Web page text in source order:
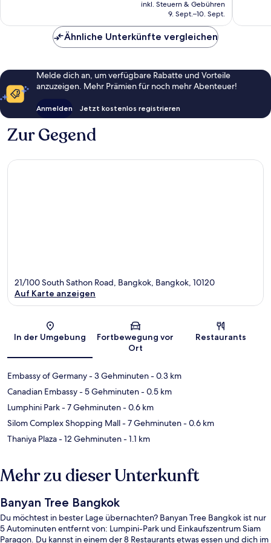
beträgt
inkl. Steuern & Gebühren
9. Sept.–10. Sept.
Ähnliche Unterkünfte vergleichen
Melde dich an, um verfügbare Rabatte und Vorteile
anzuzeigen. Mehr Prämien für noch mehr Abenteuer!
Anmelden Jetzt kostenlos registrieren
Zur Gegend
Karte
21/100 South Sathon Road, Bangkok, Bangkok, 10120
Auf Karte anzeigen
In der Umgebung
Fortbewegung vor
Ort
Restaurants
Embassy of Germany- 3 Gehminuten- 0.3 km
Canadian Embassy- 5 Gehminuten- 0.5 km
Lumphini Park- 7 Gehminuten- 0.6 km
Silom Complex Shopping Mall- 7 Gehminuten- 0.6 km
Thaniya Plaza- 12 Gehminuten- 1.1 km
Mehr zu dieser Unterkunft
Banyan Tree Bangkok
Du möchtest in bester Lage übernachten? Banyan Tree Bangkok ist nur
5 Autominuten entfernt von: Lumpini-Park und Einkaufszentrum Siam
Paragon. Du kannst in einem der 8 Restaurants etwas essen und dich im